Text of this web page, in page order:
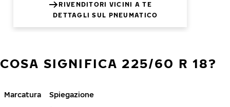
RIVENDITORI VICINI A TE
DETTAGLI SUL PNEUMATICO
COSA SIGNIFICA 225/60 R 18?
Marcatura Spiegazione